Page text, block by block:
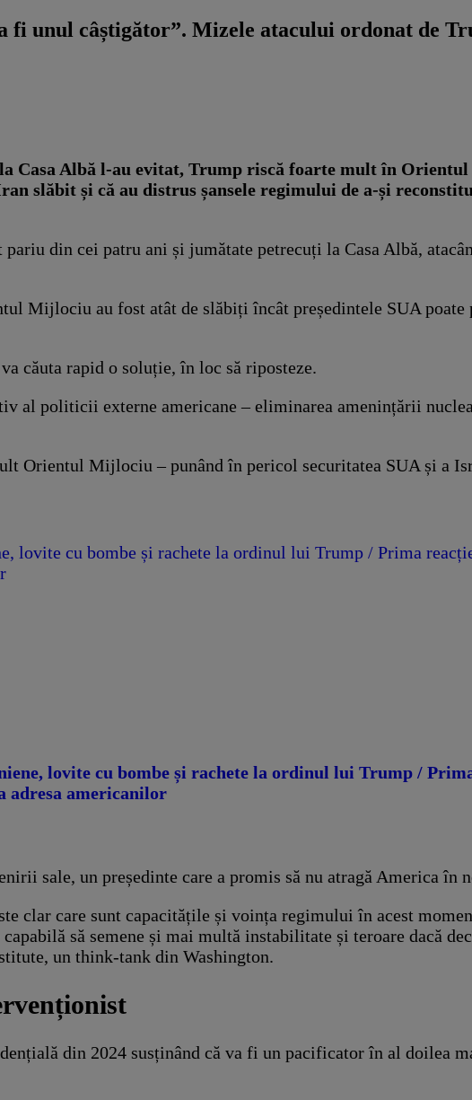
fi unul câștigător”. Mizele atacului ordonat de
Casa Albă l-au evitat, Trump riscă foarte mult în
slăbit și că au distrus șansele regimului de a-și
din cei patru ani și jumătate petrecuți la Casa Albă,
Mijlociu au fost atât de slăbiți încât președintele SUA
căuta rapid o soluție, în loc să riposteze.
al politicii externe americane – eliminarea amenințării
Orientul Mijlociu – punând în pericol securitatea SUA și a
lovite cu bombe și rachete la ordinul lui Trump / Prima
lovite cu bombe și rachete la ordinul lui Trump /
adresa americanilor
sale, un președinte care a promis să nu atragă America în
clar care sunt capacitățile și voința regimului în acest
să semene și mai multă instabilitate și teroare dacă
un think-tank din Washington.
din 2024 susținând că va fi un pacificator în al doilea